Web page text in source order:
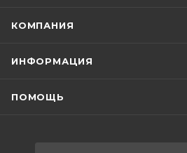
КОМПАНИЯ
ИНФОРМАЦИЯ
ПОМОЩЬ